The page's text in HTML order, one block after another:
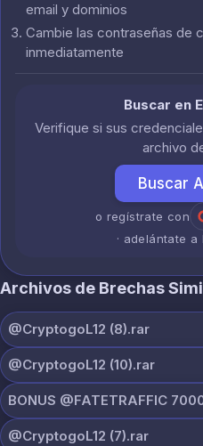
email y dominios
Cambie las contraseñas de
inmediatamente
Buscar en
Verifique si sus
archivo
Buscar
o regístrate con
· adelántate
Archivos de Brechas
@CryptogoL12 (8).rar
@CryptogoL12 (10).rar
@CryptogoL12 (7).rar